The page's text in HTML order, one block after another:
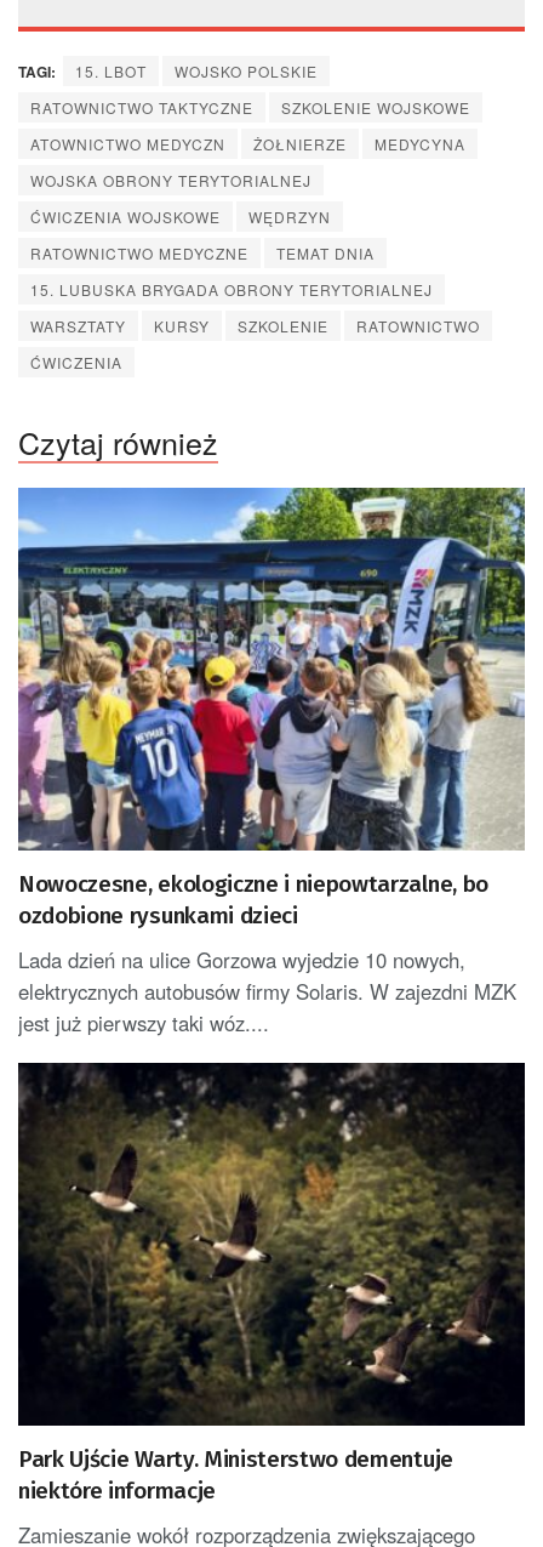
TAGI: 15. LBOT
WOJSKO POLSKIE
RATOWNICTWO TAKTYCZNE
SZKOLENIE WOJSKOWE
ATOWNICTWO MEDYCZN
ŻOŁNIERZE
MEDYCYNA
WOJSKA OBRONY TERYTORIALNEJ
ĆWICZENIA WOJSKOWE
WĘDRZYN
RATOWNICTWO MEDYCZNE
TEMAT DNIA
15. LUBUSKA BRYGADA OBRONY TERYTORIALNEJ
WARSZTATY
KURSY SZKOLENIE
RATOWNICTWO
ĆWICZENIA
Czytaj również
Nowoczesne, ekologiczne i niepowtarzalne, bo
ozdobione rysunkami dzieci
Lada dzień na ulice Gorzowa wyjedzie 10 nowych,
elektrycznych autobusów firmy Solaris. W zajezdni MZK
jest już pierwszy taki wóz....
Park Ujście Warty. Ministerstwo dementuje
niektóre informacje
Zamieszanie wokół rozporządzenia zwiększającego